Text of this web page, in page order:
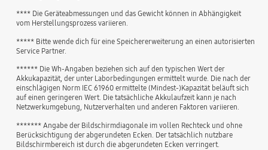
**** Die Geräteabmessungen und das Gewicht können in Abhängigkeit
vom Herstellungsprozess variieren.
***** Bitte wende dich für eine Speichererweiterung an einen autorisierten
Service Partner.
****** Die Wh-Angaben beziehen sich auf den typischen Wert der
Akkukapazität, der unter Laborbedingungen ermittelt wurde. Die nach der
einschlägigen Norm IEC 61960 ermittelte (Mindest-)Kapazität beläuft sich
auf einen geringeren Wert. Die tatsächliche Akkulaufzeit kann je nach
Netzwerkumgebung, Nutzerverhalten und anderen Faktoren variieren.
******* Angabe der Bildschirmdiagonale im vollen Rechteck und ohne
Berücksichtigung der abgerundeten Ecken. Der tatsächlich nutzbare
Bildschirmbereich ist durch die abgerundeten Ecken verringert.